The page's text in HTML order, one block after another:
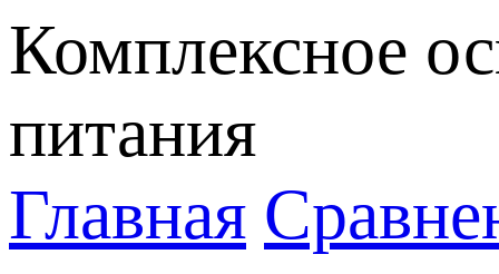
Комплексное
питания
Главная